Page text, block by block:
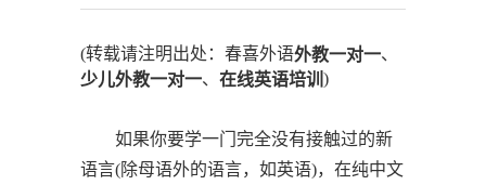
(转载请注明出处：春喜外语外教一对一、
少儿外教一对一、 在线英语培训 )
如果你要学一门完全没有接触过的新
语言(除母语外的语言，如英语)，在纯中文